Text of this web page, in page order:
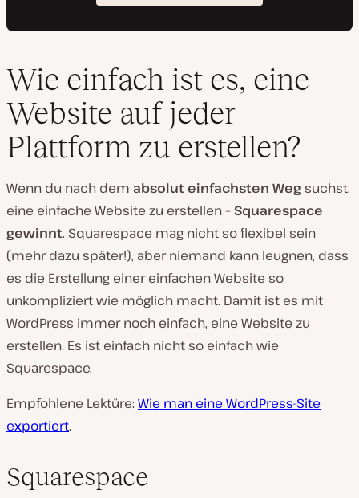
Wie einfach ist es, eine
Website auf jeder
Plattform zu erstellen?
Wenn du nach dem absolut einfachsten Weg suchst,
eine einfache Website zu erstellen – Squarespace
gewinnt. Squarespace mag nicht so flexibel sein
(mehr dazu später!), aber niemand kann leugnen, dass
es die Erstellung einer einfachen Website so
unkompliziert wie möglich macht. Damit ist es mit
WordPress immer noch einfach, eine Website zu
erstellen. Es ist einfach nicht so einfach wie
Squarespace.
Empfohlene Lektüre: Wie man eine WordPress-Site
exportiert.
Squarespace